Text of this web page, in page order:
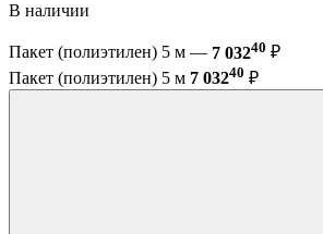
В наличии
Пакет (полиэтилен) 5 м — 7 03240 ₽
Пакет (полиэтилен) 5 м 7 03240 ₽